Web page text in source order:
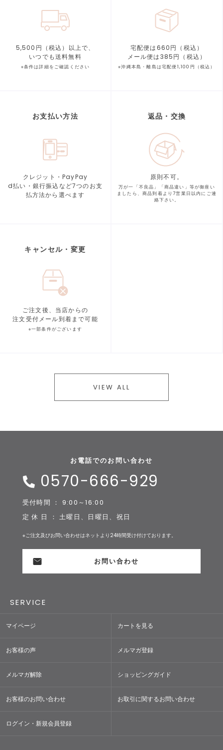
5,500円（税込）以上で、
いつでも送料無料
※条件は詳細をご確認ください
宅配便は660円（税込）
メール便は385円（税込）
※沖縄本島・離島は宅配便1,100円（税込）
お支払い方法
クレジット・PayPay
d払い・銀行振込など7つのお支
払方法から選べます
返品・交換
原則不可。
万が一「不良品」「商品違い」等が御座い
ましたら、商品到着より7営業日以内にご連
絡下さい。
キャンセル・変更
ご注文後、当店からの
注文受付メール到着まで可能
※一部条件がございます
VIEW ALL
お電話でのお問い合わせ
0570-666-929
受付時間 ： 9:00～16:00
定 休 日 ： 土曜日、日曜日、祝日
※ご注文及びお問い合わせはネットより24時間受け付けております。
お問い合わせ
SERVICE
マイページ カートを見る
お客様の声 メルマガ登録
メルマガ解除 ショッピングガイド
お客様のお問い合わせ お取引に関するお問い合わせ
ログイン・新規会員登録